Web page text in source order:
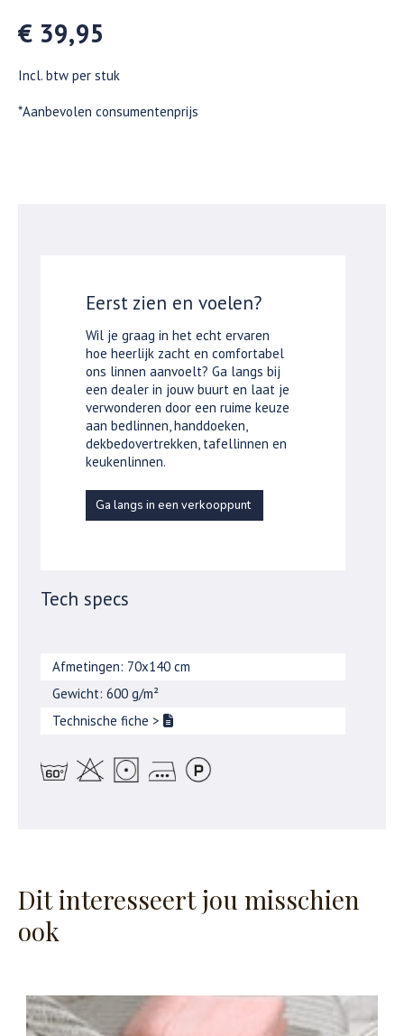
€ 39,95
Incl. btw per stuk
*Aanbevolen consumentenprijs
Eerst zien en voelen?
Wil je graag in het echt ervaren
hoe heerlijk zacht en comfortabel
ons linnen aanvoelt? Ga langs bij
een dealer in jouw buurt en laat je
verwonderen door een ruime keuze
aan bedlinnen, handdoeken,
dekbedovertrekken, tafellinnen en
keukenlinnen.
Ga langs in een verkooppunt
Tech specs
Afmetingen: 70x140 cm
Gewicht: 600 g/m²
Technische fiche >
Dit interesseert jou misschien
ook